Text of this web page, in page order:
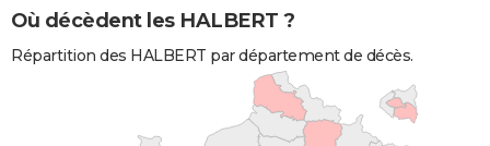
Où décèdent les HALBERT ?
Répartition des HALBERT par département de décès.